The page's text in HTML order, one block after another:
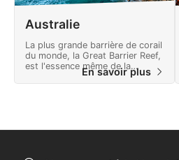
Australie
La plus grande barrière de corail
du monde, la Great Barrier Reef,
est l'essence même de la
plongée en Australie.En savoir plus